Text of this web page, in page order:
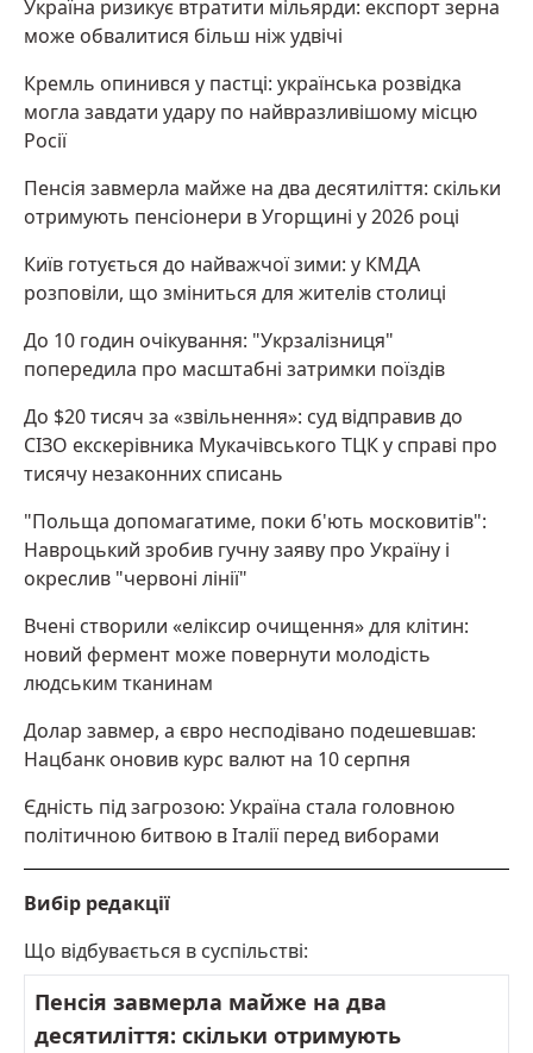
Україна ризикує втратити мільярди: експорт зерна
може обвалитися більш ніж удвічі
Кремль опинився у пастці: українська розвідка
могла завдати удару по найвразливішому місцю
Росії
Пенсія завмерла майже на два десятиліття: скільки
отримують пенсіонери в Угорщині у 2026 році
Київ готується до найважчої зими: у КМДА
розповіли, що зміниться для жителів столиці
До 10 годин очікування: "Укрзалізниця"
попередила про масштабні затримки поїздів
До $20 тисяч за «звільнення»: суд відправив до
СІЗО екскерівника Мукачівського ТЦК у справі про
тисячу незаконних списань
"Польща допомагатиме, поки б'ють московитів":
Навроцький зробив гучну заяву про Україну і
окреслив "червоні лінії"
Вчені створили «еліксир очищення» для клітин:
новий фермент може повернути молодість
людським тканинам
Долар завмер, а євро несподівано подешевшав:
Нацбанк оновив курс валют на 10 серпня
Єдність під загрозою: Україна стала головною
політичною битвою в Італії перед виборами
Вибір редакції
Що відбувається в суспільстві:
Пенсія завмерла майже на два
десятиліття: скільки отримують